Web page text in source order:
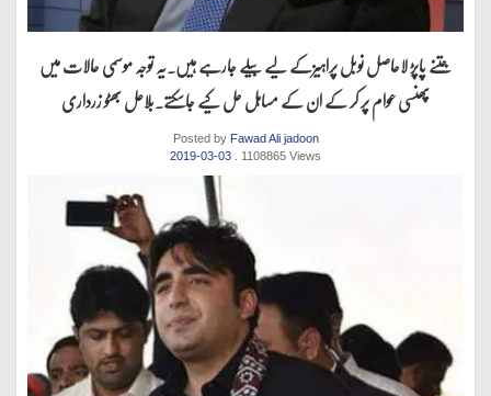
جتنے پاپڑ لاحاصل نوبل پراہیزکے لیے بیلے جارہے ہیں.یہ توجہ موسمی حالات میں
پھنسی عوام پر کر کے ان کے مساہل حل کیے جاسکتے.بلاعل بھٹو زرداری
Posted by Fawad Ali jadoon
2019-03-03
. 1108865 Views